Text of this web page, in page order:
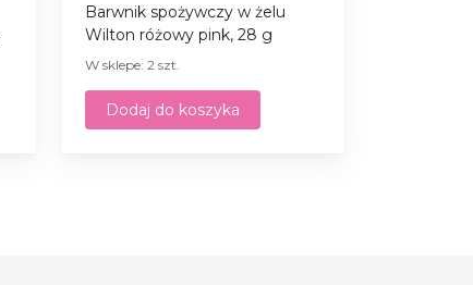
Barwnik spożywczy w żelu
Wilton różowy pink, 28 g
W sklepe: 2 szt.
Dodaj do koszyka